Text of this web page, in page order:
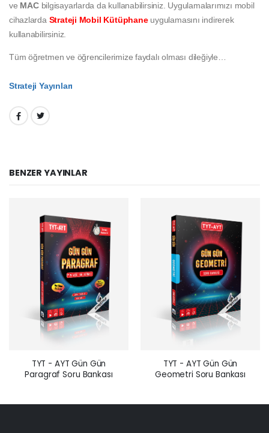
ve MACbilgisayarlarda da kullanabilirsiniz. Uygulamalarımızı mobil
cihazlarda Strateji Mobil Kütüphane uygulamasını indirerek
kullanabilirsiniz.
Tüm öğretmen ve öğrencilerimize faydalı olması dileğiyle…
Strateji Yayınları
PAYLAŞ:
BENZER YAYINLAR
TYT - AYT Gün Gün
Paragraf Soru Bankası
TYT - AYT Gün Gün
Geometri Soru Bankası